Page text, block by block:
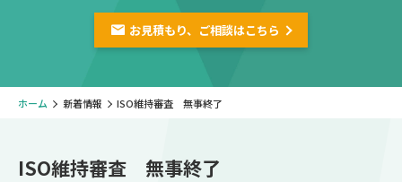
お見積もり、ご相談はこちら
ホーム 新着情報 ISO維持審査 無事終了
ISO維持審査 無事終了